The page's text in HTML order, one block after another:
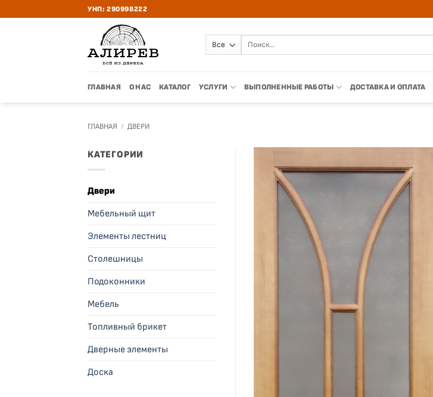
to
УНП: 290998222
Искать:
ГЛАВНАЯ О НАС КАТАЛОГ УСЛУГИ ВЫПОЛНЕННЫЕ РАБОТЫ ДОСТАВКА И ОПЛАТА
ГЛАВНАЯ / ДВЕРИ
КАТЕГОРИИ
Двери
Мебельный щит
Элементы лестниц
Столешницы
Подоконники
Мебель
Топливный брикет
Дверные элементы
Доска